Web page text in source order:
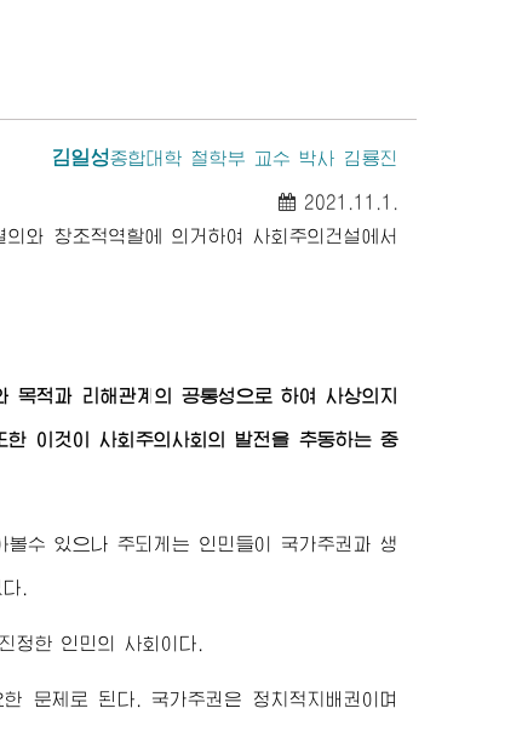
김일성종합대학 철학부 교수 박사 김룡진
2021.11.1.
와 창조적역할에 의거하여 사회주의건설에서
목적과 리해관계의 공통성으로 하여 사상의지
이것이 사회주의사회의 발전을 추동하는 중
수 있으나 주되게는 인민들이 국가주권과 생
.
정한 인민의 사회이다.
문제로 된다. 국가주권은 정치적지배권이며